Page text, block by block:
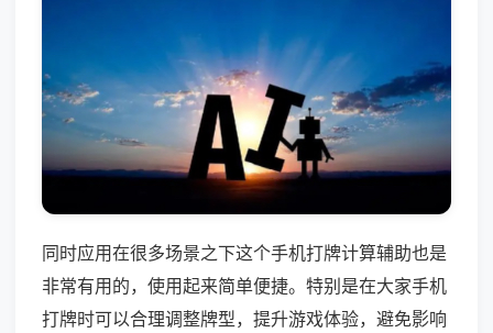
同时应用在很多场景之下这个手机打牌计算辅助也是
非常有用的，使用起来简单便捷。特别是在大家手机
打牌时可以合理调整牌型，提升游戏体验，避免影响